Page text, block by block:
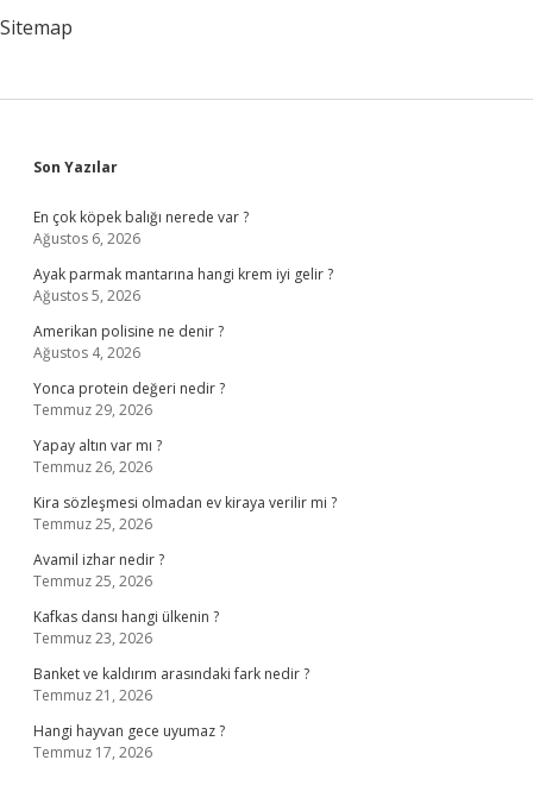
Sitemap
Sidebar
Son Yazılar
En çok köpek balığı nerede var ?
Ağustos 6, 2026
Ayak parmak mantarına hangi krem iyi gelir ?
Ağustos 5, 2026
Amerikan polisine ne denir ?
Ağustos 4, 2026
Yonca protein değeri nedir ?
Temmuz 29, 2026
Yapay altın var mı ?
Temmuz 26, 2026
Kira sözleşmesi olmadan ev kiraya verilir mi ?
Temmuz 25, 2026
Avamil izhar nedir ?
Temmuz 25, 2026
Kafkas dansı hangi ülkenin ?
Temmuz 23, 2026
Banket ve kaldırım arasındaki fark nedir ?
Temmuz 21, 2026
Hangi hayvan gece uyumaz ?
Temmuz 17, 2026